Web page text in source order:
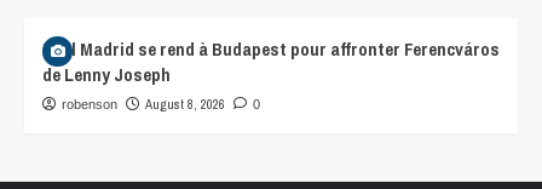
Real Madrid se rend à Budapest pour affronter Ferencváros
de Lenny Joseph
robenson August 8, 2026 0